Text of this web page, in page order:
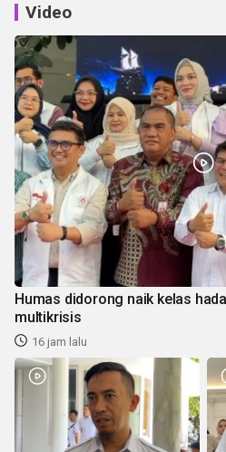
Video
Humas didorong naik kelas
multikrisis
16 jam lalu